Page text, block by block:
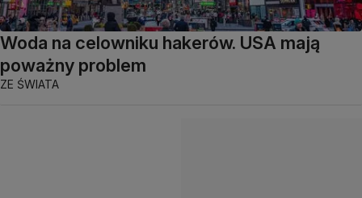
Woda na celowniku hakerów. USA mają
poważny problem
ZE ŚWIATA